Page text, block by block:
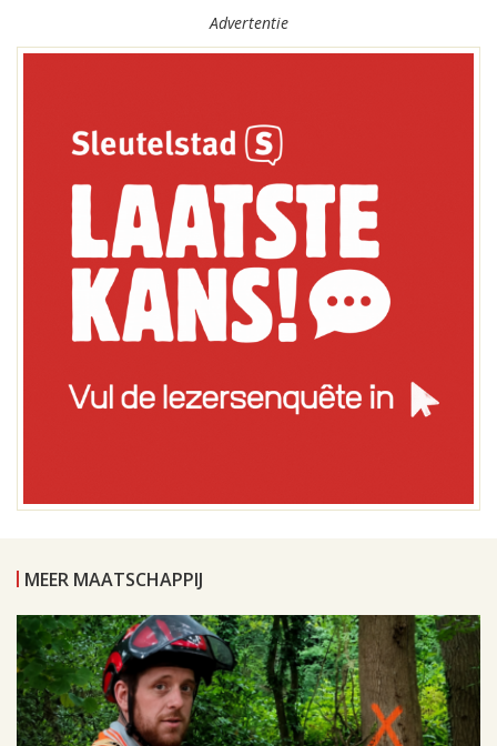
Advertentie
MEER MAATSCHAPPIJ